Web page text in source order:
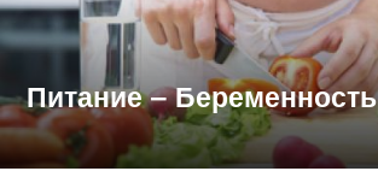
Питание – Беременность